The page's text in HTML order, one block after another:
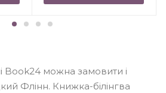
Book24 можна замовити і
Флінн. Книжка-білінгва